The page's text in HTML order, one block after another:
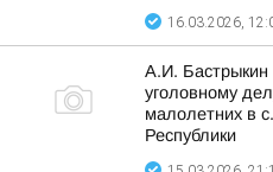
16.03.2026,
А.И. Бастрыкин
уголовному
малолетних в
Республики